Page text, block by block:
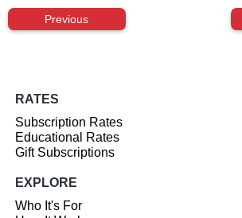
Previous
RATES
Subscription Rates
Educational Rates
Gift Subscriptions
EXPLORE
Who It's For